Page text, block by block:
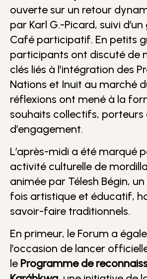
ouverte sur un retour
par Karl G.-Picard, suivi
Café participatif. En petits
participants ont discuté de
clés liés à l’intégration des
Nations et Inuit au marché
réflexions ont mené à la
souhaits collectifs, porteurs
d’engagement.
L’après-midi a été marqué
activité culturelle de
animée par Télesh Bégin,
fois artistique et éducatif,
savoir-faire traditionnels.
En primeur, le Forum a
l’occasion de lancer
le Programme de